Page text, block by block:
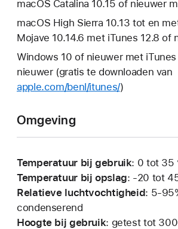
macOS Catalina 10.15 of nieuwer
macOS High Sierra 10.13 tot en
Mojave 10.14.6 met iTunes 12.8 of
Windows 10 of nieuwer met iTunes
nieuwer (gratis te downloaden van
apple.com/benl/itunes/)
Omgeving
Temperatuur bij gebruik: 0 tot 35
Temperatuur bij opslag: -20 tot
Relatieve luchtvochtigheid: 5-
condenserend
Hoogte bij gebruik: getest tot